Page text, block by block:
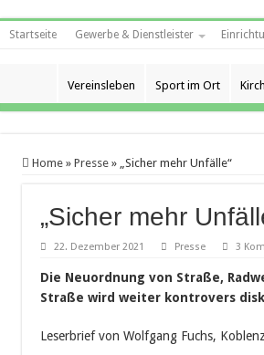
Startseite Gewerbe & Dienstleister
Vereinsleben Sport im Ort
Home » Presse » „Sicher mehr Unfälle“
„Sicher mehr
22. Dezember 2021 Presse 3
Die Neuordnung von Straße,
Straße wird weiter kontrovers
Leserbrief von Wolfgang Fuchs, Koblenz